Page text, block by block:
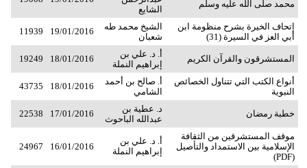
محمد صلى الله عليه وسلم
الشايع
إتحاف الخيرة بشرح منظومة ابن
أبي العز في السيرة (31)
الشيخ محمد طه
شعبان
19/01/2016
11939
المستشرقون والقرآن الكريم
أ. د. علي بن
إبراهيم النملة
18/01/2016
19249
أنواع الكتب التي تتناول الخصائص
النبوية
أ. صالح بن أحمد
الشامي
18/01/2016
43735
خطبة رمضان
د. عطية بن
عبدالله الباحوث
17/01/2016
22538
موقف المستشرقين من الثقافة
الإسلامية بين الاستمداد والتأصيل
(PDF)
أ. د. علي بن
إبراهيم النملة
16/01/2016
24967